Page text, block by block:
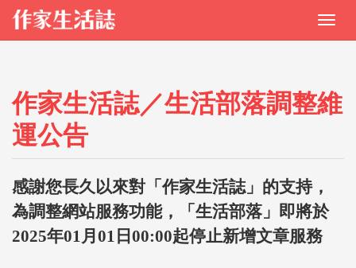
作家生活誌／生活部落調整維
運公告
感謝您長久以來對「作家生活誌」的支持，
為調整網站服務功能，「生活部落」即將於
2025年01月01日00:00起停止新增文章服務